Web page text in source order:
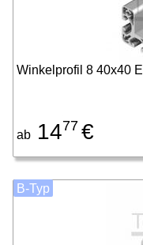
Winkelprofil 8 40x40 E
ab 1477 €
B-Typ